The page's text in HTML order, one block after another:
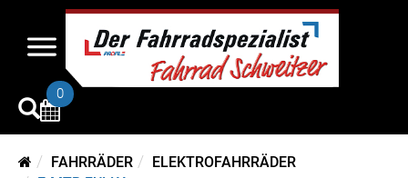
0
FAHRRÄDER
ELEKTROFAHRRÄDER